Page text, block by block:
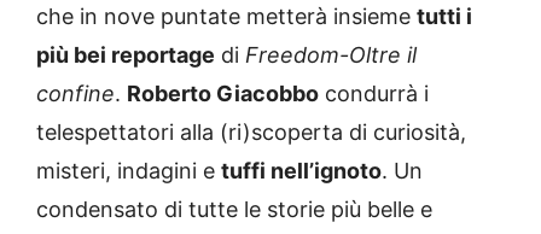
che in nove puntate metterà insieme tutti i
più bei reportage di Freedom-Oltre il
confine. Roberto Giacobbo condurrà i
telespettatori alla (ri)scoperta di curiosità,
misteri, indagini e tuffi nell’ignoto. Un
condensato di tutte le storie più belle e